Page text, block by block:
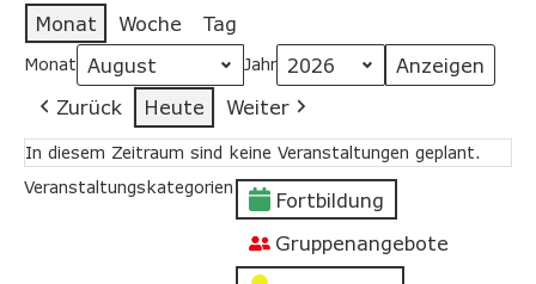
Monat Woche Tag
Monat Jahr
Zurück Heute Weiter
In diesem Zeitraum sind keine Veranstaltungen geplant.
Veranstaltungskategorien
Fortbildung
Gruppenangebote